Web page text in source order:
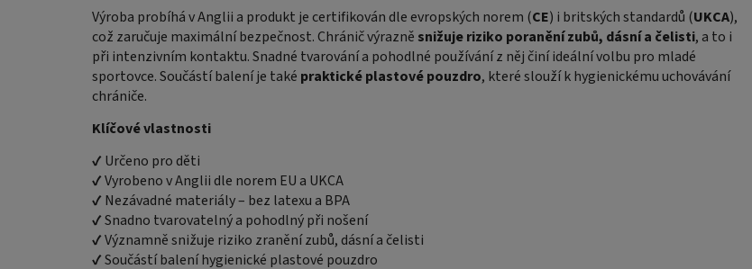
Výroba probíhá v Anglii a produkt je certifikován dle evropských norem (CE) i britských standardů (UKCA),
což zaručuje maximální bezpečnost. Chránič výrazně snižuje riziko poranění zubů, dásní a čelisti, a to i
při intenzivním kontaktu. Snadné tvarování a pohodlné používání z něj činí ideální volbu pro mladé
sportovce. Součástí balení je také praktické plastové pouzdro, které slouží k hygienickému uchovávání
chrániče.
Klíčové vlastnosti
✔ Určeno pro děti
✔ Vyrobeno v Anglii dle norem EU a UKCA
✔ Nezávadné materiály – bez latexu a BPA
✔ Snadno tvarovatelný a pohodlný při nošení
✔ Významně snižuje riziko zranění zubů, dásní a čelisti
✔ Součástí balení hygienické plastové pouzdro